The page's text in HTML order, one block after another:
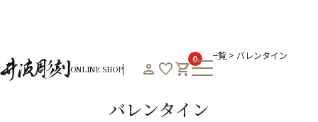
ONLINE SHOP person favoriteshopping_cart
0
HOME 冬のおすすめ商品一覧 バレンタイン
バレンタイン